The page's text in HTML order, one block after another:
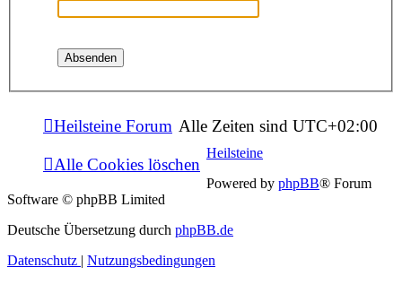
Heilsteine Forum Alle Zeiten sind UTC+02:00
Alle Cookies löschen
Heilsteine
Powered by phpBB® Forum
Software © phpBB Limited
Deutsche Übersetzung durch phpBB.de
Datenschutz | Nutzungsbedingungen